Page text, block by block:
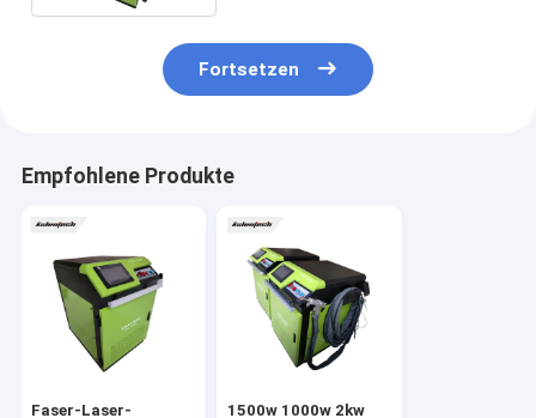
Fortsetzen
Empfohlene Produkte
Faser-Laser- 1500w 1000w 2kw